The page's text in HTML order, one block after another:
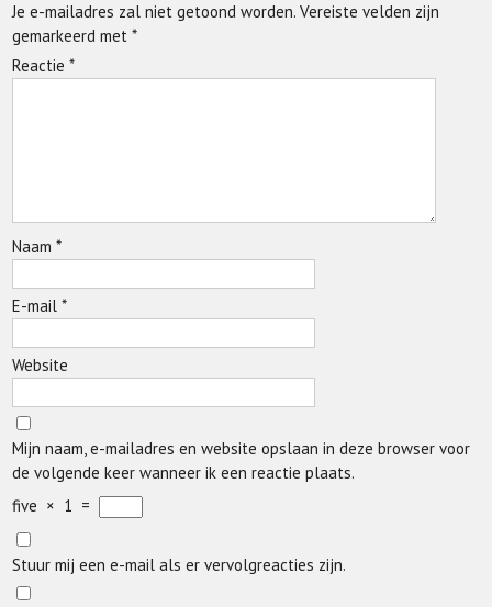
Je e-mailadres zal niet getoond worden. Vereiste velden zijn
gemarkeerd met*
Reactie*
Naam*
E-mail*
Website
Mijn naam, e-mailadres en website opslaan in deze browser voor
de volgende keer wanneer ik een reactie plaats.
five × 1 =
Stuur mij een e-mail als er vervolgreacties zijn.